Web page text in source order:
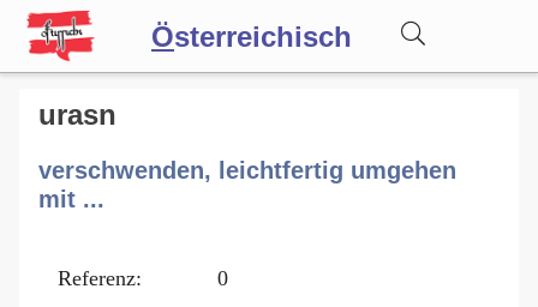
Österreichisch
Wörterbuch
Forum
urasn
verschwenden, leichtfertig umgehen
mit ...
Referenz:
0